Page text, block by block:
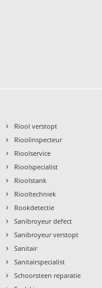
› Riool verstopt
› Rioolinspecteur
› Rioolservice
› Rioolspecialist
› Rioolstank
› Riooltechniek
› Rookdetectie
› Sanibroyeur defect
› Sanibroyeur verstopt
› Sanitair
› Sanitairspecialist
› Schoorsteen reparatie